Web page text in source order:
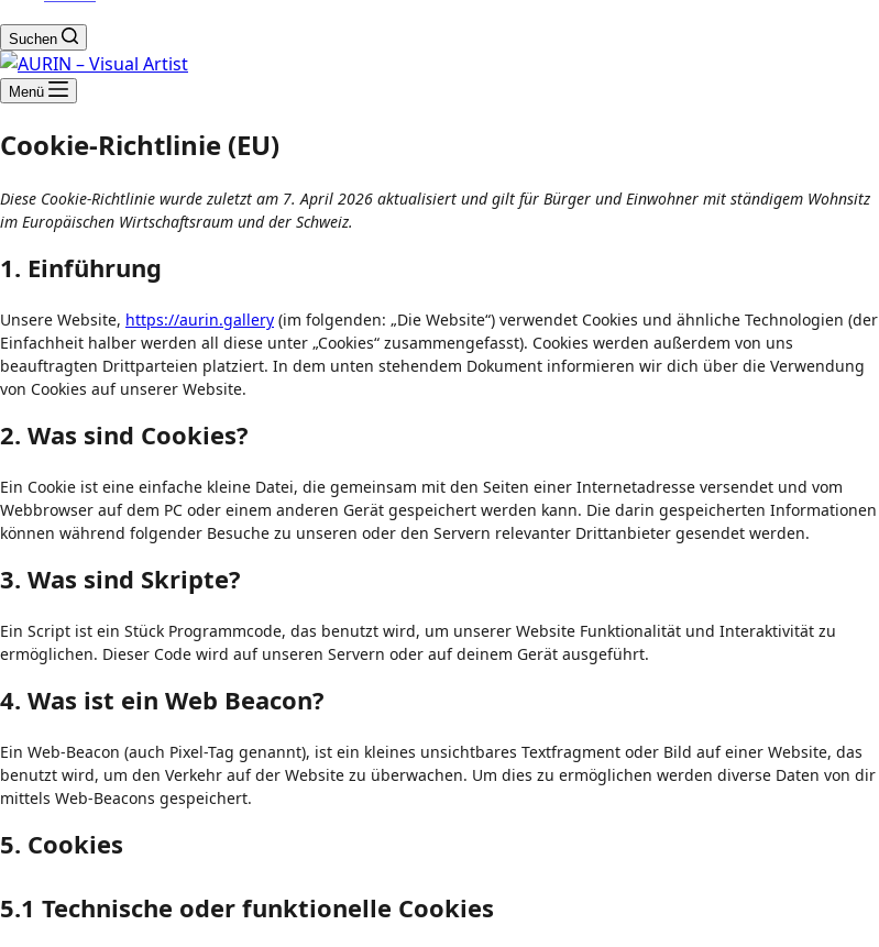
Suchen
Menü
Cookie-Richtlinie (EU)
Diese Cookie-Richtlinie wurde zuletzt am 7. April 2026 aktualisiert und gilt für Bürger und Einwohner mit ständigem Wohnsitz
im Europäischen Wirtschaftsraum und der Schweiz.
1. Einführung
Unsere Website, https://aurin.gallery (im folgenden: „Die Website“) verwendet Cookies und ähnliche Technologien (der
Einfachheit halber werden all diese unter „Cookies“ zusammengefasst). Cookies werden außerdem von uns
beauftragten Drittparteien platziert. In dem unten stehendem Dokument informieren wir dich über die Verwendung
von Cookies auf unserer Website.
2. Was sind Cookies?
Ein Cookie ist eine einfache kleine Datei, die gemeinsam mit den Seiten einer Internetadresse versendet und vom
Webbrowser auf dem PC oder einem anderen Gerät gespeichert werden kann. Die darin gespeicherten Informationen
können während folgender Besuche zu unseren oder den Servern relevanter Drittanbieter gesendet werden.
3. Was sind Skripte?
Ein Script ist ein Stück Programmcode, das benutzt wird, um unserer Website Funktionalität und Interaktivität zu
ermöglichen. Dieser Code wird auf unseren Servern oder auf deinem Gerät ausgeführt.
4. Was ist ein Web Beacon?
Ein Web-Beacon (auch Pixel-Tag genannt), ist ein kleines unsichtbares Textfragment oder Bild auf einer Website, das
benutzt wird, um den Verkehr auf der Website zu überwachen. Um dies zu ermöglichen werden diverse Daten von dir
mittels Web-Beacons gespeichert.
5. Cookies
5.1 Technische oder funktionelle Cookies